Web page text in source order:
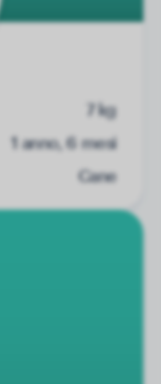
7 kg
1 anno, 6 mesi
Cane